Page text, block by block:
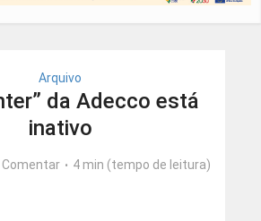
Arquivo
da Adecco está
inativo
Comentar 4 min (tempo de leitura)